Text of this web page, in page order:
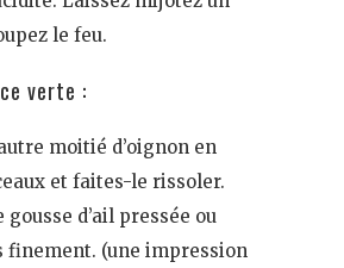
le feu.
verte :
moitié d’oignon en
et faites-le rissoler.
gousse d’ail pressée ou
finement. (une impression